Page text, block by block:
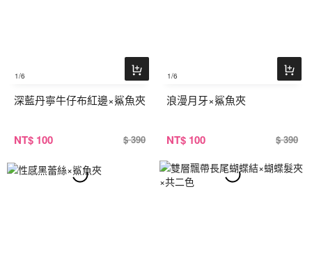
1/6
深藍丹寧牛仔布紅邊×鯊魚夾
NT$ 100 $ 390
1/6
浪漫月牙×鯊魚夾
NT$ 100 $ 390